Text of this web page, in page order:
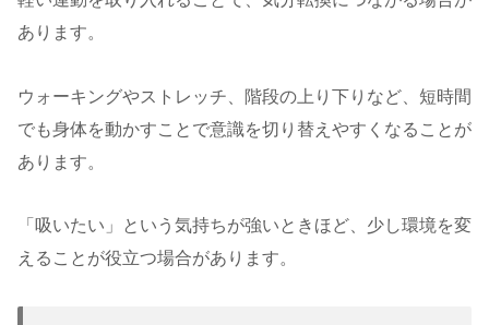
あります。
ウォーキングやストレッチ、階段の上り下りなど、短時間
でも身体を動かすことで意識を切り替えやすくなることが
あります。
「吸いたい」という気持ちが強いときほど、少し環境を変
えることが役立つ場合があります。